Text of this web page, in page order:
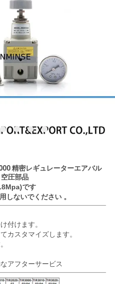
精密レギュレーターエアバル
圧部品
です
しないでください 。
付けます。
カスタマイズします。
アフターサービス